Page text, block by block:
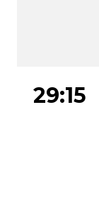
29:15